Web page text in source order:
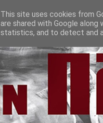
This site uses cookies from
are shared with Google
statistics, and to detect and